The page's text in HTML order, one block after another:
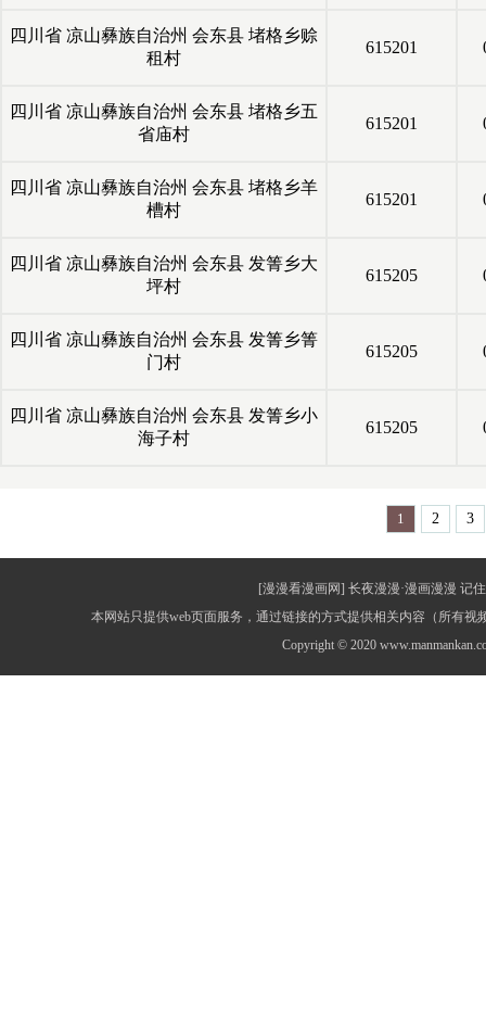
四川省 凉山彝族自治州 会东县 堵格乡赊
租村
615201
四川省 凉山彝族自治州 会东县 堵格乡五
省庙村
615201
四川省 凉山彝族自治州 会东县 堵格乡羊
槽村
615201
四川省 凉山彝族自治州 会东县 发箐乡大
坪村
615205
四川省 凉山彝族自治州 会东县 发箐乡箐
门村
615205
四川省 凉山彝族自治州 会东县 发箐乡小
海子村
615205
1 2 3
[漫漫看漫画网] 长夜漫漫·漫画漫漫 记
本网站只提供web页面服务，通过链接的方式提供相关内容（所有
Copyright © 2020